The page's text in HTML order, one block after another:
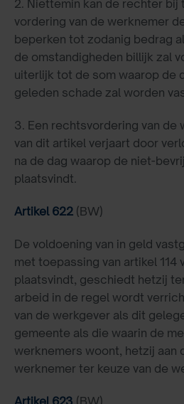
2. Niettemin kan de rechter bij
vordering van de werknemer
beperken tot zodanig bedrag
de omstandigheden billijk zal
uiterlijk tot de som waarop de
geleden schade zal worden
3. Een rechtsvordering van de
van dit artikel verjaart door
na de dag waarop de niet-
plaatsvindt.
Artikel 622 (BW)
De voldoening van in geld
met toepassing van artikel 114
plaatsvindt, geschiedt hetzij
arbeid in de regel wordt
van de werkgever als dit
gemeente als die waarin de
werknemers woont, hetzij aan
werknemer ter keuze van de
Artikel 623 (BW)